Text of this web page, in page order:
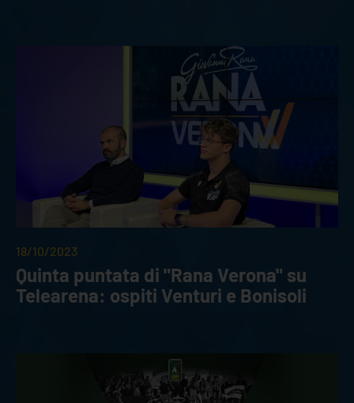
18/10/2023
Quinta puntata di "Rana Verona" su
Telearena: ospiti Venturi e Bonisoli